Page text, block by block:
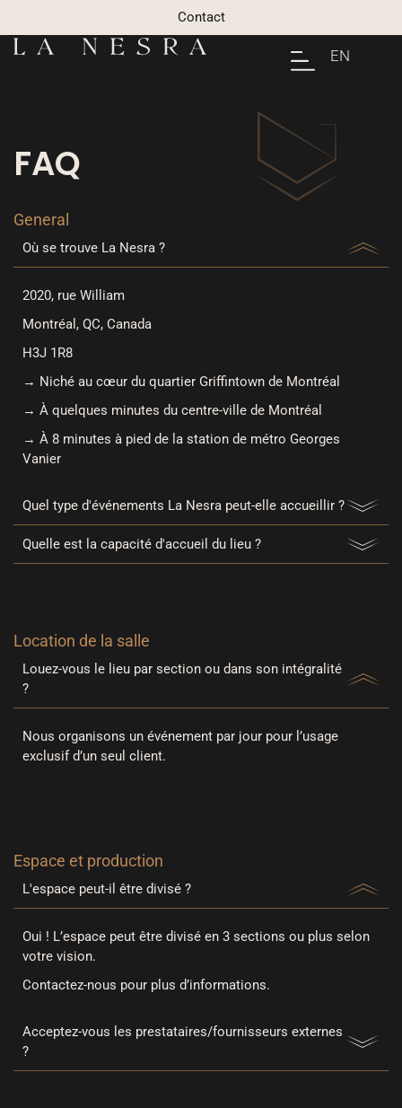
Contact
EN
FAQ
General
Où se trouve La Nesra ?
2020, rue William
Montréal, QC, Canada
H3J 1R8
→ Niché au cœur du quartier Griffintown de Montréal
→ À quelques minutes du centre-ville de Montréal
→ À 8 minutes à pied de la station de métro Georges
Vanier
Quel type d'événements La Nesra peut-elle accueillir ?
Quelle est la capacité d'accueil du lieu ?
Location de la salle
Louez-vous le lieu par section ou dans son intégralité
?
Nous organisons un événement par jour pour l’usage
exclusif d’un seul client.
Espace et production
L'espace peut-il être divisé ?
Oui ! L’espace peut être divisé en 3 sections ou plus selon
votre vision.
Contactez-nous pour plus d’informations.
Acceptez-vous les prestataires/fournisseurs externes
?